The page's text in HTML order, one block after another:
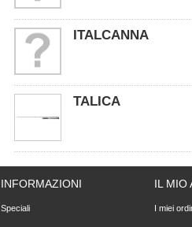
ITALCANNA
TALICA
INFORMAZIONI
Speciali
IL MIO
I miei